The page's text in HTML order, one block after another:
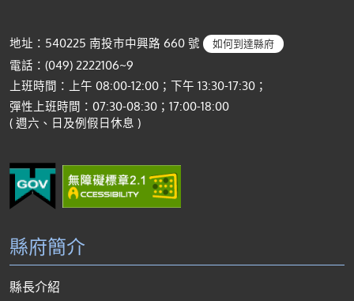
地址：540225 南投市中興路 660 號 如何到達縣府
電話：(049) 2222106~9
上班時間：上午 08:00-12:00；下午 13:30-17:30；
彈性上班時間：07:30-08:30；17:00-18:00
( 週六、日及例假日休息 )
縣府簡介
縣長介紹